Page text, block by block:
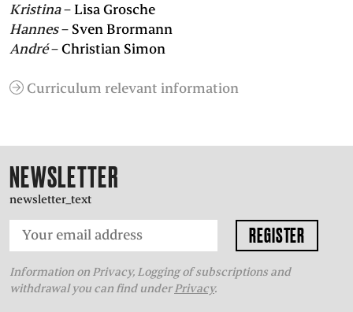
Kristina– Lisa Grosche
Hannes– Sven Brormann
André–Christian Simon
Curriculum relevant information
NEWSLETTER
newsletter_text
Information on Privacy, Logging of subscriptions and
withdrawal you can find underPrivacy.